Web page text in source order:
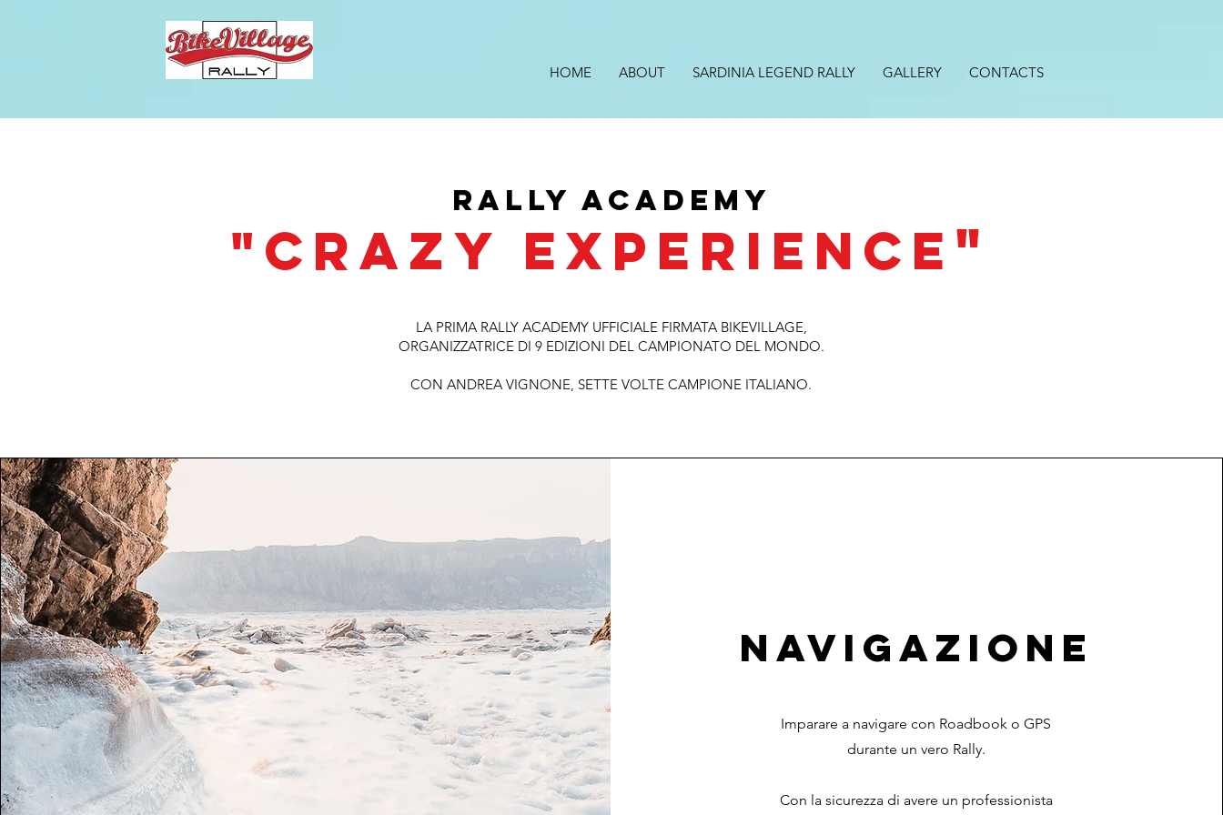
HOME ABOUT SARDINIA LEGEND RALLY GALLERY CONTACTS
RALLY ACADEMY
"CRAZY EXPERIENCE "
LA PRIMA RALLY ACADEMY UFFICIALE FIRMATA BIKEVILLAGE,
ORGANIZZATRICE DI 9 EDIZIONI DEL CAMPIONATO DEL MONDO.
CON ANDREA VIGNONE, SETTE VOLTE CAMPIONE ITALIANO.
NAVIGAZIONE
Imparare a navigare con Roadbook o GPS
durante un vero Rally.
Con la sicurezza di avere un professionista